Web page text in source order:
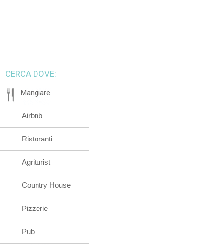
CERCA DOVE:
Mangiare
Airbnb
Ristoranti
Agriturist
Country House
Pizzerie
Pub